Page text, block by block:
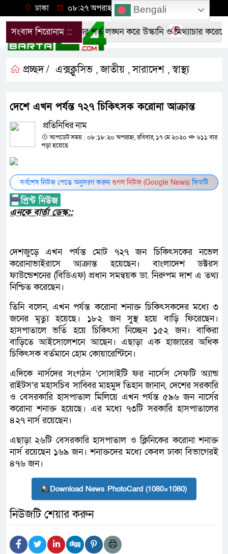
ঢাকা ০৮:২৭ অপরাহ্ন, বৃহস্পতিবার, ০৬ অগাস্ট ২০২৬
সংবাদ শিরোনাম ::প্রশাসনের শর্ত লঙ্ঘন করে উস্কানি ও মিথ্যাচার
প্রচ্ছদ / এক্সক্লুসিভ ,জাতীয় ,সারাদেশ ,স্বাস্থ্য
দেশে এখন পর্যন্ত ৭২৭ চিকিৎসক করোনা আক্রান্ত
প্রতিনিধির নাম
আপডেট সময় : ০৮:১৮:২০ অপরাহ্ন, রবিবার, ১৭ মে ২০২০
৬১১ বার
পড়া হয়েছে
সর্বশেষ নিউজ পেতে অনুসরণ করুনগুগল নিউজ (Google News)ফিডটি
এনকে বার্তা ডেস্ক::
দেশজুড়ে এখন পর্যন্ত মোট ৭২৭ জন চিকিৎসকের নভেল
করোনাভাইরাসে আক্রান্ত হয়েছেন। বাংলাদেশ ডক্টরস
ফাউন্ডেশনের (বিডিএফ) প্রধান সমন্বয়ক ডা. নিরুপম দাশ এ তথ্য
নিশ্চিত করেছেন।
তিনি বলেন, এখন পর্যন্ত করোনা শনাক্ত চিকিৎসকদের মধ্যে ৩
জনের মৃত্যু হয়েছে। ১৮২ জন সুস্থ হয়ে বাড়ি ফিরেছেন।
হাসপাতালে ভর্তি হয়ে চিকিৎসা নিচ্ছেন ১৫২ জন। বাকিরা
বাড়িতে আইসোলেশনে আছেন। এছাড়া এক হাজারের অধিক
চিকিৎসক বর্তমানে হোম কোয়ারেন্টিনে।
এদিকে নার্সদের সংগঠন ‘সোসাইটি ফর নার্সেস সেফটি অ্যান্ড
রাইটস’র মহাসচিব সাব্বির মাহমুদ তিহান জানান, দেশের সরকারি
ও বেসরকারি হাসপাতাল মিলিয়ে এখন পর্যন্ত ৫৯৬ জন নার্সের
করোনা শনাক্ত হয়েছে। এর মধ্যে ৭৩টি সরকারি হাসপাতালের
৪২৭ নার্স রয়েছেন।
এছাড়া ২৬টি বেসরকারি হাসপাতাল ও ক্লিনিকের করোনা শনাক্ত
নার্স রয়েছেন ১৬৯ জন। শনাক্তদের মধ্যে কেবল ঢাকা বিভাগেরই
৪৭৬ জন।
Download News PhotoCard (1080×1080)
নিউজটি শেয়ার করুন
Bengali